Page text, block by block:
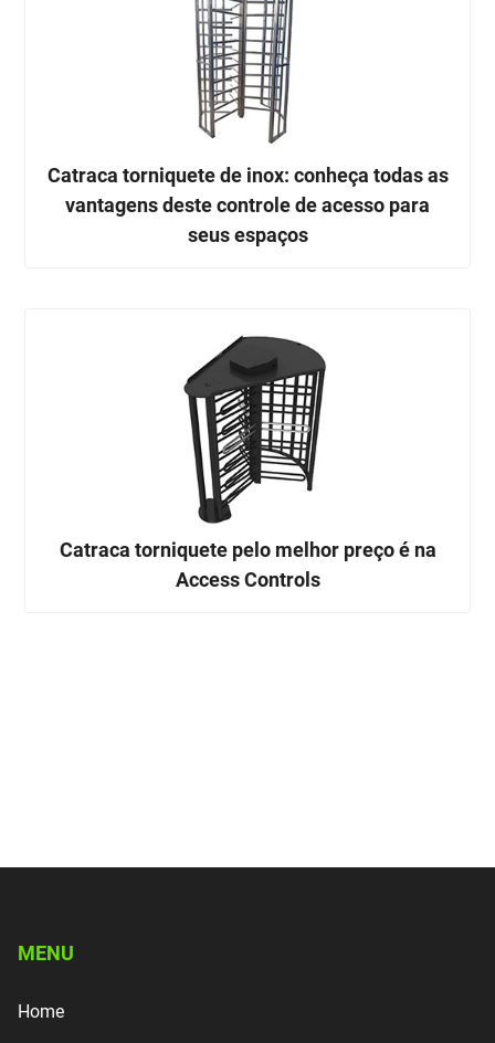
Catraca torniquete de inox: conheça todas as
vantagens deste controle de acesso para
seus espaços
Catraca torniquete pelo melhor preço é na
Access Controls
MENU
Home